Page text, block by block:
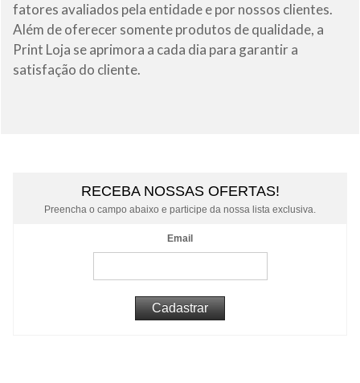
fatores avaliados pela entidade e por nossos clientes.
Além de oferecer somente produtos de qualidade, a
Print Loja se aprimora a cada dia para garantir a
satisfação do cliente.
RECEBA NOSSAS OFERTAS!
Preencha o campo abaixo e participe da nossa lista exclusiva.
Email